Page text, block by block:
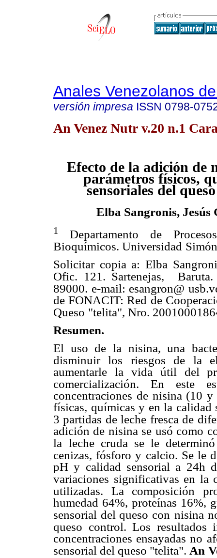
Anales Venezolanos
versión impresa ISSN 0798-
An Venez Nutr v.20 n.1
Efecto de la adición de
parámetros físicos,
sensoriales del
Elba Sangronis,
1 Departamento de
Bioquímicos. Universidad
Solicitar copia a: Elba
Ofic. 121. Sartenejas,
89000. e-mail: esangron@
de FONACIT: Red de
Queso "telita", Nro.
Resumen.
El uso de la nisina, una
disminuir los riesgos de la
aumentarle la vida útil del
comercialización. En
este
concentraciones de nisina (10
físicas, químicas y en la
3 partidas de leche fresca de
adición de nisina se usó como
la leche cruda se le
cenizas, fósforo y calcio. Se le
pH y calidad sensorial a 24h
variaciones significativas en la
utilizadas. La composición
humedad 64%, proteínas 16%,
sensorial del queso con nisina
queso control. Los
concentraciones ensayadas no
sensorial del queso "telita". An